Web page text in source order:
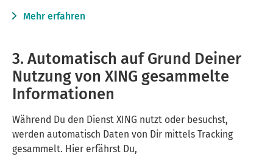
Mehr erfahren
3. Automatisch auf Grund Deiner
Nutzung von XING gesammelte
Informationen
Während Du den DienstXING nutzt oder besuchst,
werden automatisch Daten von Dir mittels Tracking
gesammelt. Hier erfährst Du,